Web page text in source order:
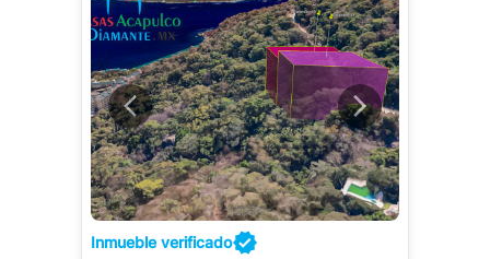
Inmueble verificado